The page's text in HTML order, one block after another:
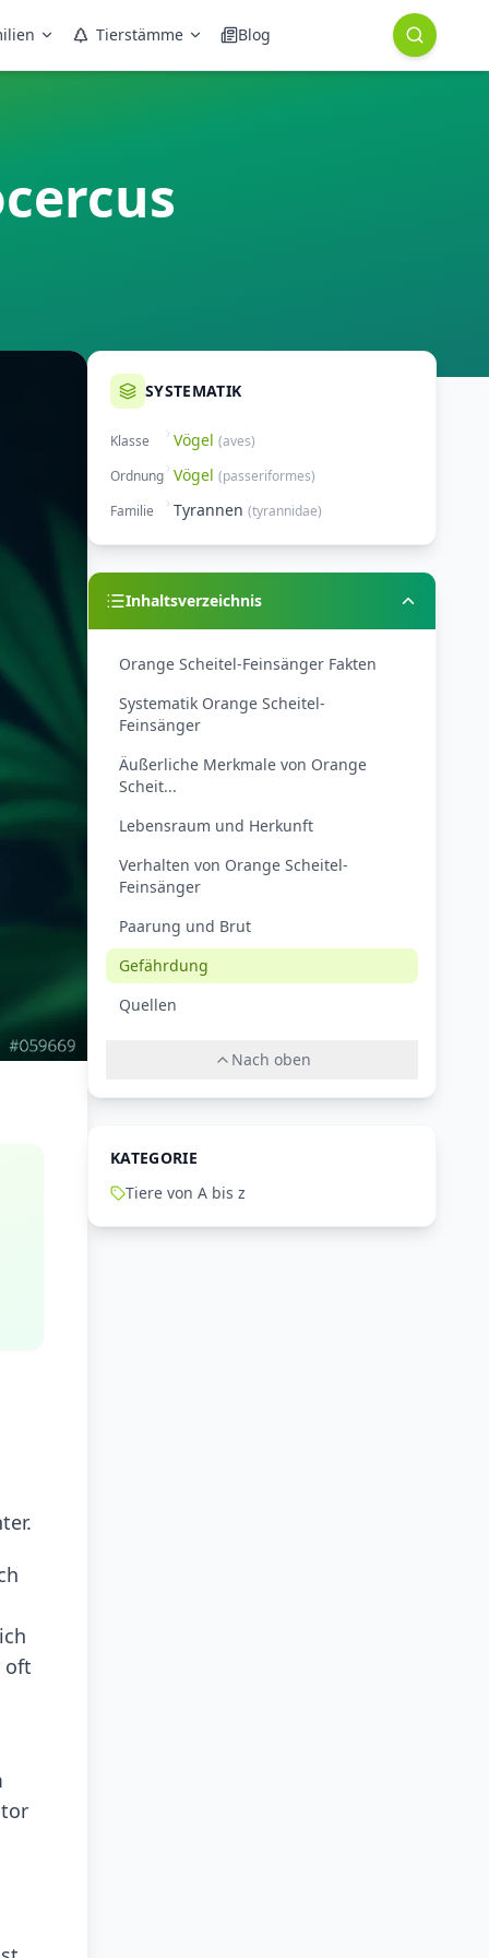
Tierstämme Blog
oft
SYSTEMATIK
Klasse Vögel (aves)
Ordnung Vögel (passeriformes)
Familie
Tyrannen (tyrannidae)
Inhaltsverzeichnis
Orange Scheitel-Feinsänger Fakten
Systematik Orange Scheitel-
Feinsänger
Äußerliche Merkmale von Orange
Scheit...
Lebensraum und Herkunft
Verhalten von Orange Scheitel-
Feinsänger
Paarung und Brut
Gefährdung
Quellen
Nach oben
KATEGORIE
Tiere von A bis z